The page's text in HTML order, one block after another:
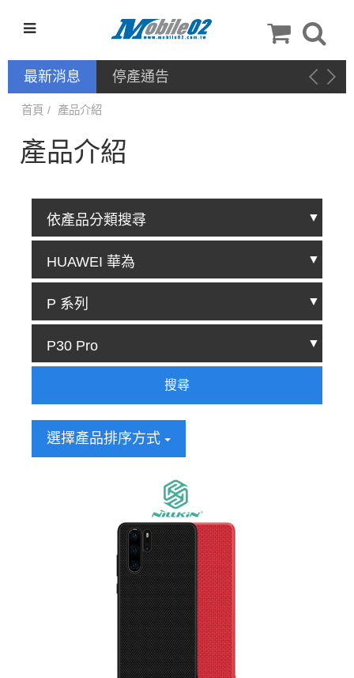
最新消息 停產通告
首頁 產品介紹
產品介紹
搜尋
選擇產品排序方式